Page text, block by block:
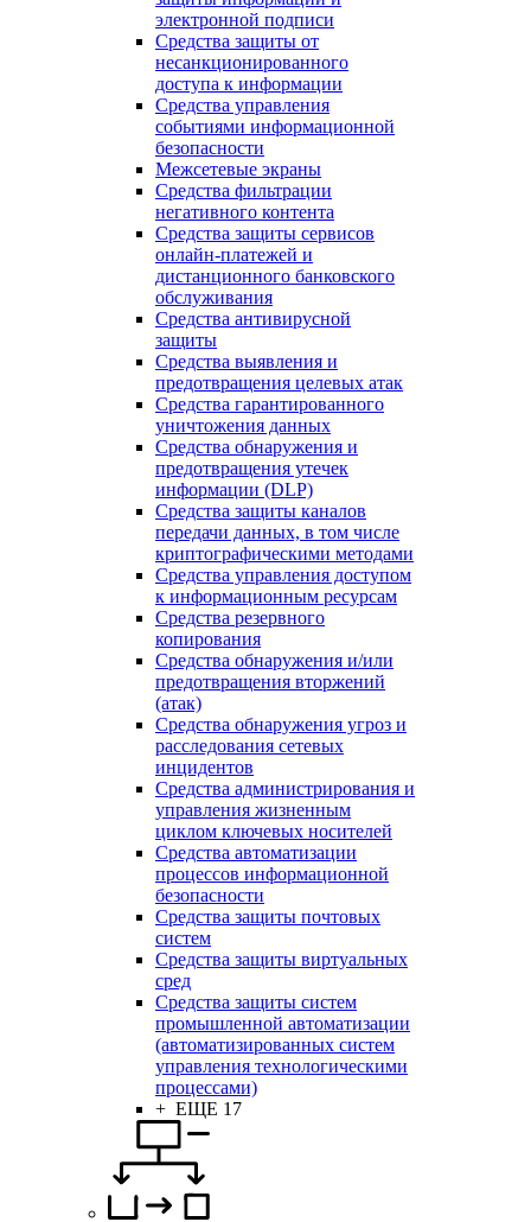
электронной подписи
Средства защиты от
несанкционированного
доступа к информации
Средства управления
событиями информационной
безопасности
Межсетевые экраны
Средства фильтрации
негативного контента
Средства защиты сервисов
онлайн-платежей и
дистанционного банковского
обслуживания
Средства антивирусной
защиты
Средства выявления и
предотвращения целевых атак
Средства гарантированного
уничтожения данных
Средства обнаружения и
предотвращения утечек
информации (DLP)
Средства защиты каналов
передачи данных, в том числе
криптографическими методами
Средства управления доступом
к информационным ресурсам
Средства резервного
копирования
Средства обнаружения и/или
предотвращения вторжений
(атак)
Средства обнаружения угроз и
расследования сетевых
инцидентов
Средства администрирования и
управления жизненным
циклом ключевых носителей
Средства автоматизации
процессов информационной
безопасности
Средства защиты почтовых
систем
Средства защиты виртуальных
сред
Средства защиты систем
промышленной автоматизации
(автоматизированных систем
управления технологическими
процессами)
+ ЕЩЕ 17